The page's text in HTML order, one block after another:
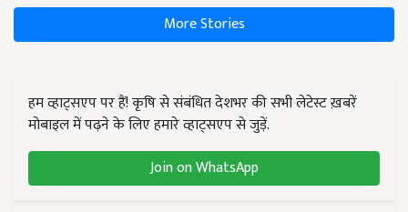
More Stories
हम व्हाट्सएप पर हैं! कृषि से संबंधित देशभर की सभी लेटेस्ट ख़बरें
मोबाइल में पढ़ने के लिए हमारे व्हाट्सएप से जुड़ें.
Join on WhatsApp